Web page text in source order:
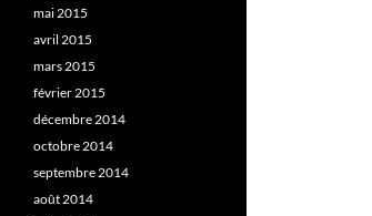
mai 2015
avril 2015
mars 2015
février 2015
décembre 2014
octobre 2014
septembre 2014
août 2014